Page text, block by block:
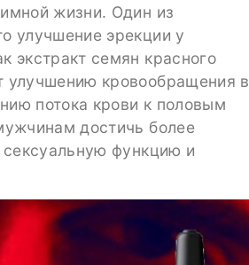
жизни. Один из
улучшение эрекции у
экстракт семян красного
улучшению кровообращения в
потока крови к половым
достичь более
сексуальную функцию и